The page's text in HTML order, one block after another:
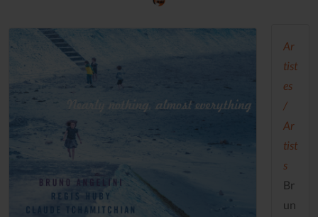
Ar
tist
es
/
Ar
tist
s
Br
un